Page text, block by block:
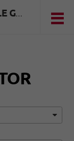
HUBER AUTOMOBILE GMBH